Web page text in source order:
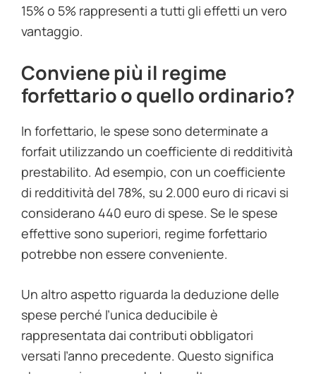
15% o 5% rappresenti a tutti gli effetti un vero
vantaggio.
Conviene più il regime
forfettario o quello ordinario?
In forfettario, le spese sono determinate a
forfait utilizzando un coefficiente di redditività
prestabilito. Ad esempio, con un coefficiente
di redditività del 78%, su 2.000 euro di ricavi si
considerano 440 euro di spese. Se le spese
effettive sono superiori, regime forfettario
potrebbe non essere conveniente.
Un altro aspetto riguarda la deduzione delle
spese perché l’unica deducibile è
rappresentata dai contributi obbligatori
versati l’anno precedente. Questo significa